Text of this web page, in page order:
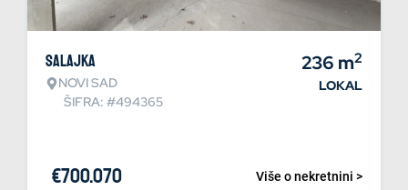
Salajka
NOVI SAD
ŠIFRA: #494365
236 m2
LOKAL
Više o nekretnini >
€700.070